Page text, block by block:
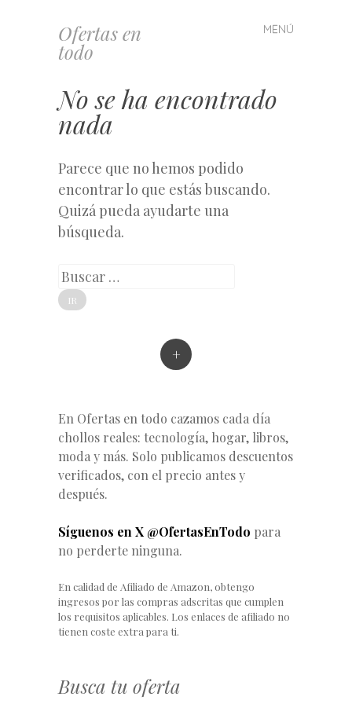
Ofertas en
todo
MENÚ
Saltar
al
No se ha encontrado
nada
Parece que no hemos podido
encontrar lo que estás buscando.
Quizá pueda ayudarte una
búsqueda.
Buscar
+
En Ofertas en todo cazamos cada día
chollos reales: tecnología, hogar, libros,
moda y más. Solo publicamos descuentos
verificados, con el precio antes y
después.
Síguenos en X @OfertasEnTodo para
no perderte ninguna.
En calidad de Afiliado de Amazon, obtengo
ingresos por las compras adscritas que cumplen
los requisitos aplicables. Los enlaces de afiliado no
tienen coste extra para ti.
Busca tu oferta